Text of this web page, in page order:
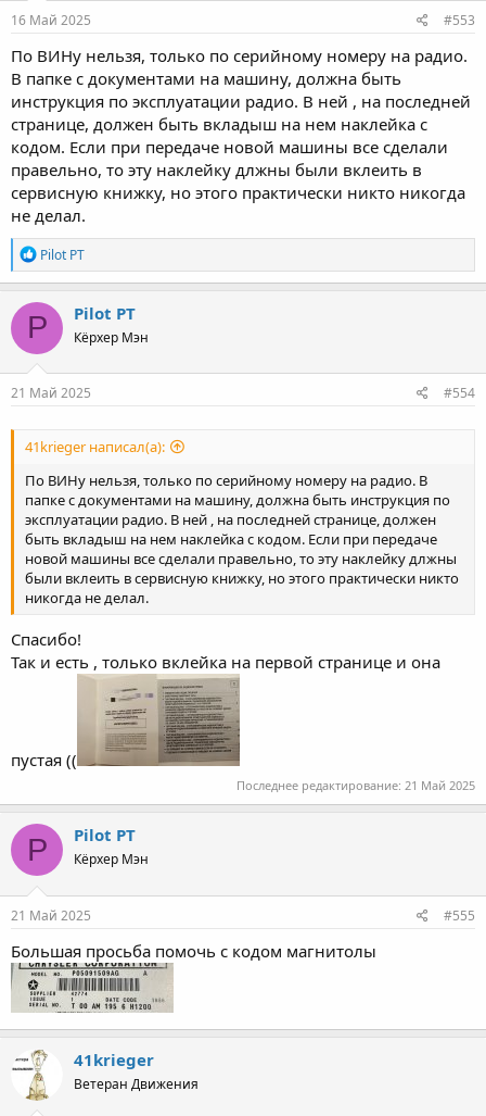
16 Май 2025 #553
По ВИНу нельзя, только по серийному номеру на радио.
В папке с документами на машину, должна быть
инструкция по эксплуатации радио. В ней , на последней
странице, должен быть вкладыш на нем наклейка с
кодом. Если при передаче новой машины все сделали
правельно, то эту наклейку длжны были вклеить в
сервисную книжку, но этого практически никто никогда
не делал.
Р
е
а
к
ц
и
:
Pilot PT
P Pilot PT
Кёрхер Мэн
21 Май 2025 #554
41krieger написал(а):
По ВИНу нельзя, только по серийному номеру на радио. В
папке с документами на машину, должна быть инструкция по
эксплуатации радио. В ней , на последней странице, должен
быть вкладыш на нем наклейка с кодом. Если при передаче
новой машины все сделали правельно, то эту наклейку длжны
были вклеить в сервисную книжку, но этого практически никто
никогда не делал.
Спасибо!
Так и есть , только вклейка на первой странице и она
пустая ((
Последнее редактирование: 21 Май 2025
P Pilot PT
Кёрхер Мэн
21 Май 2025 #555
Большая просьба помочь с кодом магнитолы
41krieger
Ветеран Движения